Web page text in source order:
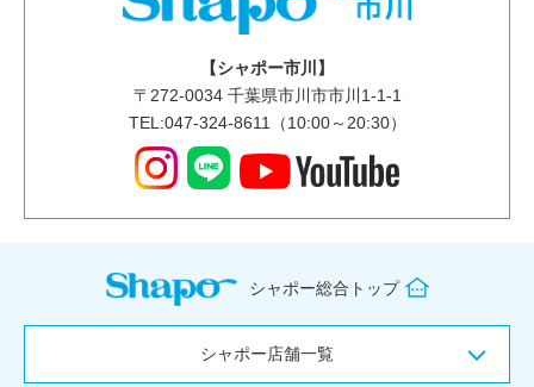
【シャポー市川】
〒 272-0034千葉県市川市市川1-1-1
TEL:047-324-8611（10:00～20:30）
シャポー総合トップ
シャポー店舗一覧